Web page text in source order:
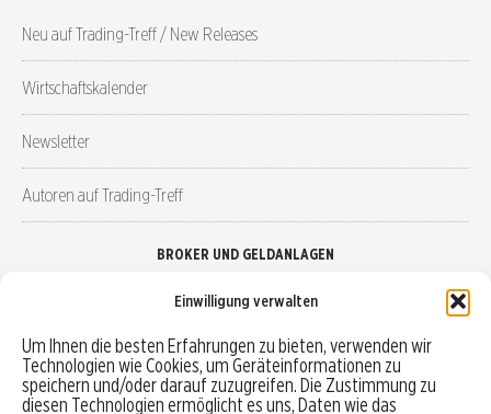
Einwilligung verwalten
Um Ihnen die besten Erfahrungen zu bieten, verwenden wir
Technologien wie Cookies, um Geräteinformationen zu
speichern und/oder darauf zuzugreifen. Die Zustimmung zu
diesen Technologien ermöglicht es uns, Daten wie das
Neu auf Trading-Treff / New Releases
Wirtschaftskalender
Newsletter
Autoren auf Trading-Treff
BROKER UND GELDANLAGEN
Robo-Advisor vergleichen